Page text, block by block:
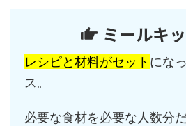
ミールキ
レシピと材料がセット にな
ス。
必要な食材を必要な人数分